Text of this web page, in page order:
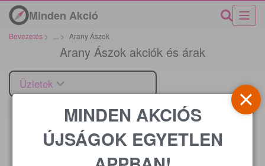
Minden Akció
Bevezetés > > Arany Ászok
Arany Ászok akciók és árak
Üzletek
Ár
MINDEN AKCIÓS
ÚJSÁGOK EGYETLEN